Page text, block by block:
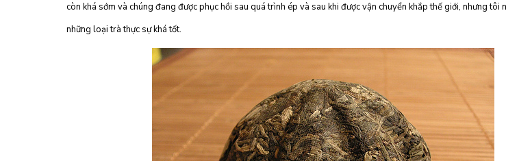
còn khá sớm và chúng đang được phục hồi sau quá trình ép và sau khi được vận chuyển khắp thế giới, nhưng tôi
những loại trà thực sự khá tốt.